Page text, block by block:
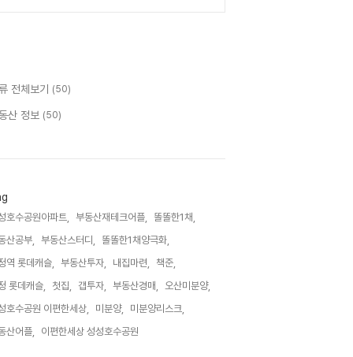
전체보기 (50)
산 정보 (50)
호수공원아파트, 부동산재테크어플,
똘똘한1채,
산공부,
부동산스터디,
똘똘한1채양극화,
역 롯데캐슬,
부동산투자, 내집마련,
책준,
롯데캐슬,
첫집, 갭투자, 부동산경매,
오산미분양,
호수공원 이편한세상,
미분양,
미분양리스크,
산어플,
이편한세상 성성호수공원,